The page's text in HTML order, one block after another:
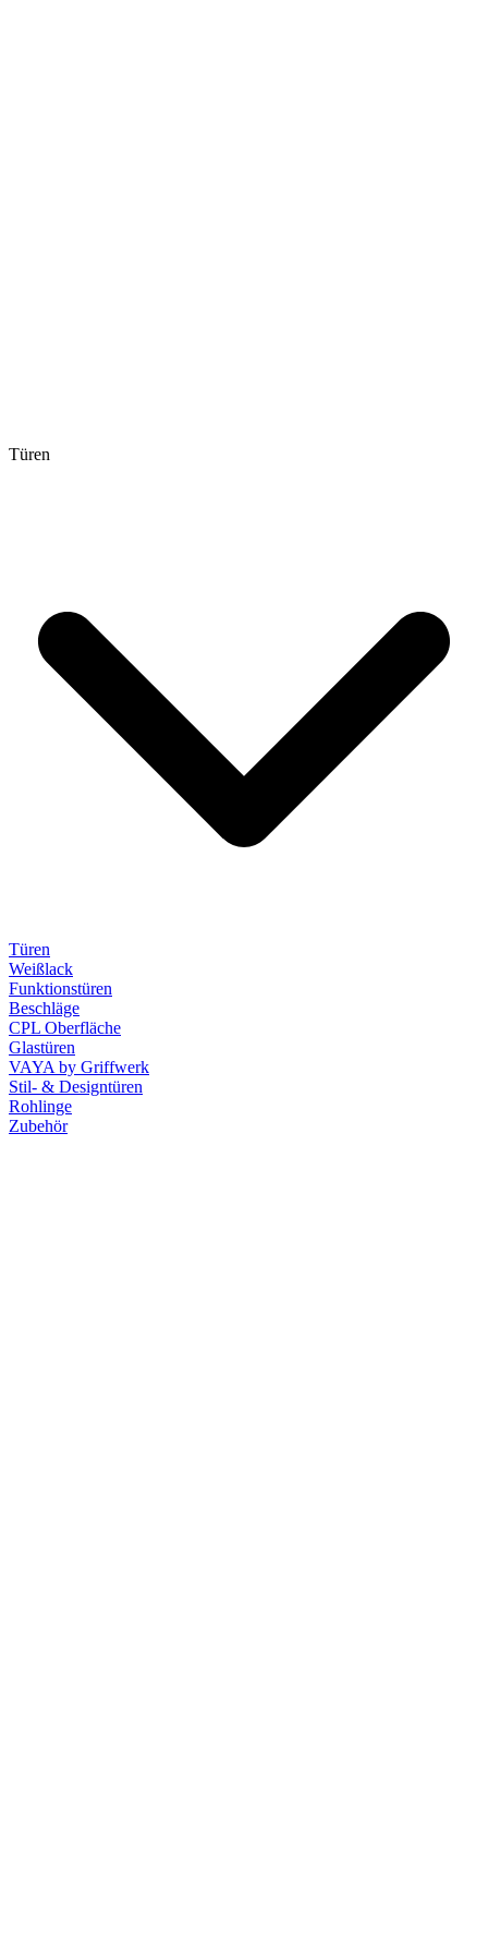
Türen
Türen
Weißlack
Funktionstüren
Beschläge
CPL Oberfläche
Glastüren
VAYA by Griffwerk
Stil- & Designtüren
Rohlinge
Zubehör